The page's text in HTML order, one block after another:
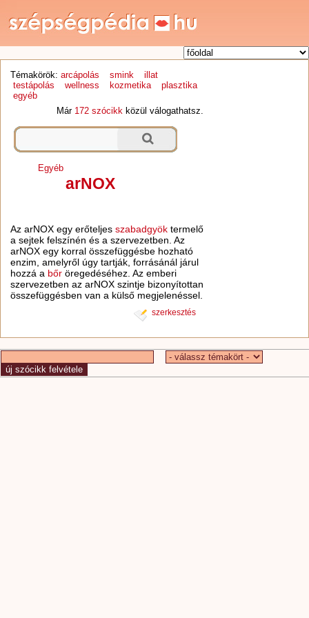
Témakörök: arcápolás smink
illat
testápolás
wellness kozmetika
plasztika
egyéb
Már 172 szócikk közül válogathatsz.
Egyéb
arNOX
Az arNOX egy erőteljesszabadgyök termelő
a sejtek felszínén és a szervezetben. Az
arNOX egy korral összefüggésbe hozható
enzim, amelyről úgy tartják, forrásánál járul
hozzá a bőr öregedéséhez. Az emberi
szervezetben az arNOX szintje bizonyítottan
összefüggésben van a külső megjelenéssel.
szerkesztés